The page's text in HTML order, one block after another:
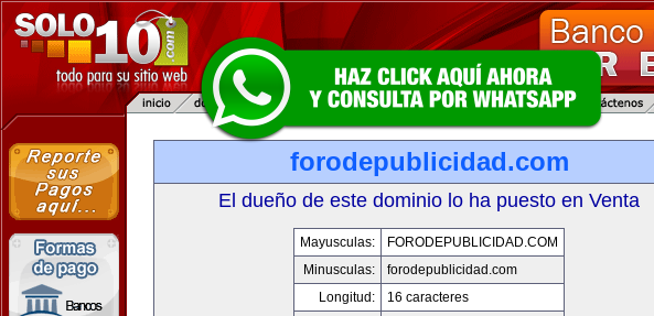
forodepublicidad.com
El dueño de este dominio lo ha puesto en Venta
Mayusculas:
FORODEPUBLICIDAD.COM
Minusculas:
forodepublicidad.com
Longitud:
16 caracteres